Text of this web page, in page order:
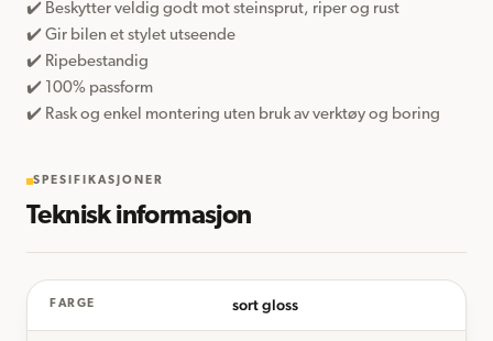
✔️ Beskytter veldig godt mot steinsprut, riper og rust
✔️ Gir bilen et stylet utseende
✔️ Ripebestandig
✔️ 100% passform
✔️ Rask og enkel montering uten bruk av verktøy og boring
SPESIFIKASJONER
Teknisk informasjon
FARGE sort gloss